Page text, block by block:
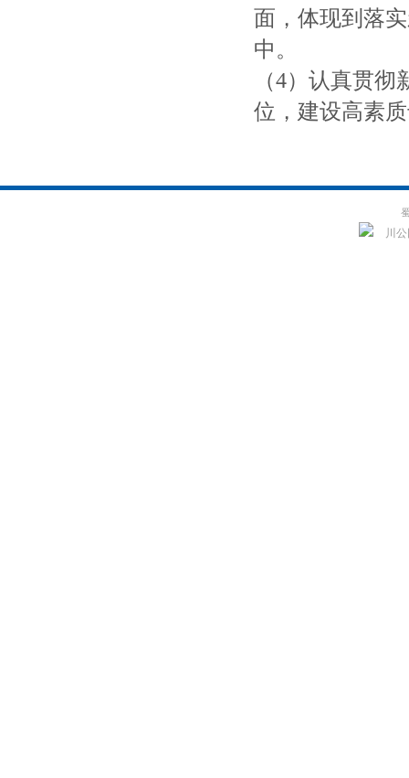
面，体现到落
中。
（4）认真贯
位，建设高素
川